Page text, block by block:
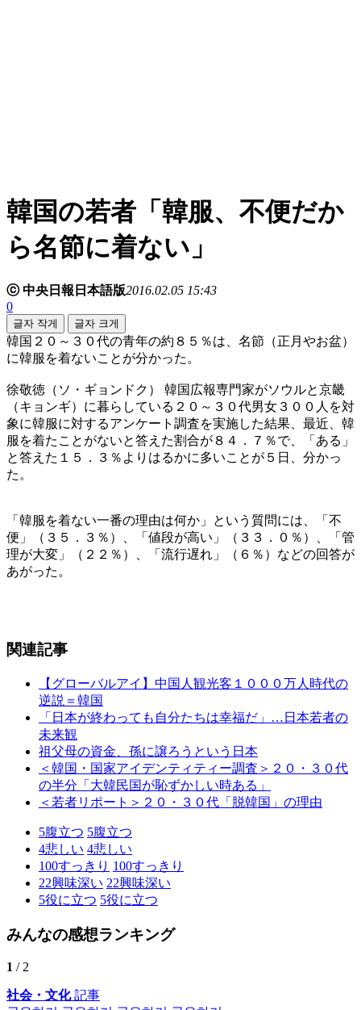
韓国の若者「韓服、不便だか
ら名節に着ない」
ⓒ 中央日報日本語版2016.02.05 15:43
0
글자 작게 글자 크게
韓国２０～３０代の青年の約８５％は、名節（正月やお盆）
に韓服を着ないことが分かった。
徐敬徳（ソ・ギョンドク） 韓国広報専門家がソウルと京畿
（キョンギ）に暮らしている２０～３０代男女３００人を対
象に韓服に対するアンケート調査を実施した結果、最近、韓
服を着たことがないと答えた割合が８４．７％で、「ある」
と答えた１５．３％よりはるかに多いことが５日、分かっ
た。
「韓服を着ない一番の理由は何か」という質問には、「不
便」（３５．３％）、「値段が高い」（３３．０％）、「管
理が大変」（２２％）、「流行遅れ」（６％）などの回答が
あがった。
関連記事
【グローバルアイ】中国人観光客１０００万人時代の
逆説＝韓国
「日本が終わっても自分たちは幸福だ」…日本若者の
未来観
祖父母の資金、孫に譲ろうという日本
＜韓国・国家アイデンティティー調査＞２０・３０代
の半分「大韓民国が恥ずかしい時ある」
＜若者リポート＞２０・３０代「脱韓国」の理由
5腹立つ 5腹立つ
4悲しい 4悲しい
100すっきり 100すっきり
22興味深い 22興味深い
5役に立つ 5役に立つ
みんなの感想ランキング
1 / 2
社会・文化記事